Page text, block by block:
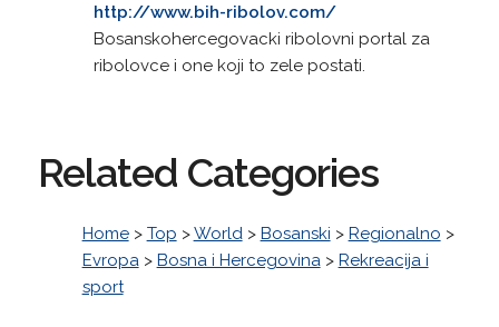
http://www.bih-ribolov.com/
Bosanskohercegovacki ribolovni portal za
ribolovce i one koji to zele postati.
Related Categories
Home> Top >World> Bosanski > Regionalno >
Evropa> Bosna i Hercegovina> Rekreacija i
sport